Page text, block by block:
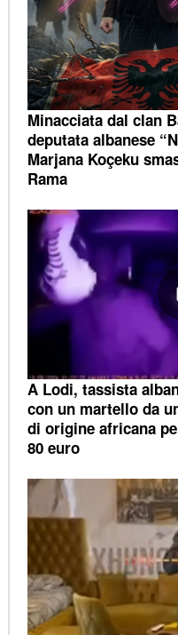
Minacciata dal clan
deputata albanese
Marjana Koçeku
Rama
A Lodi, tassista
con un martello da
di origine africana
80 euro